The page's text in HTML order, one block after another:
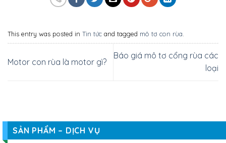
SẢN PHẨM – DỊCH VỤ
This entry was posted in Tin tức and tagged mô tơ con rùa.
Motor con rùa là motor gì?
Báo giá mô tơ cổng rùa các
loại